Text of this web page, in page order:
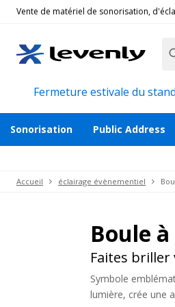
Vente de matériel de sonorisation,
Fermeture estivale du
Sonorisation Public Address
Accueil éclairage évènementiel
Boule
Faites
Symbole
lumière, crée une